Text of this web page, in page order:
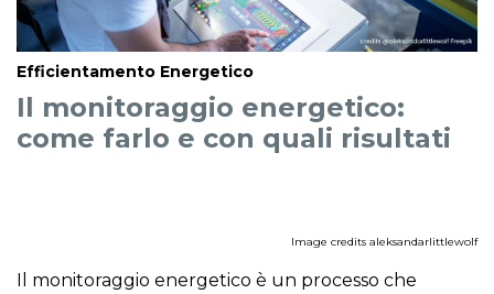
Efficientamento Energetico
Il monitoraggio energetico:
come farlo e con quali risultati
Image credits aleksandarlittlewolf
Il monitoraggio energetico è un processo che